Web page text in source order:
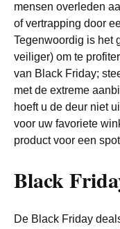
mensen overleden
of vertrapping door
Tegenwoordig is het
veiliger) om te
van Black Friday;
met de extreme
hoeft u de deur niet
voor uw favoriete
product voor een
Black
De Black Friday